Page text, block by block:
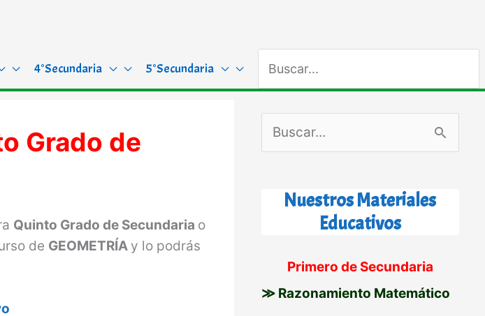
4°Secundaria 5°Secundaria
por:
Grado de
Quinto Grado de Secundaria o
de GEOMETRÍA y lo podrás
u
Nuestros Materiales
Educativos
Primero de Secundaria
≫ Razonamiento Matemático